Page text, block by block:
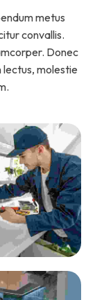
metus
convallis.
Donec
lectus, molestie